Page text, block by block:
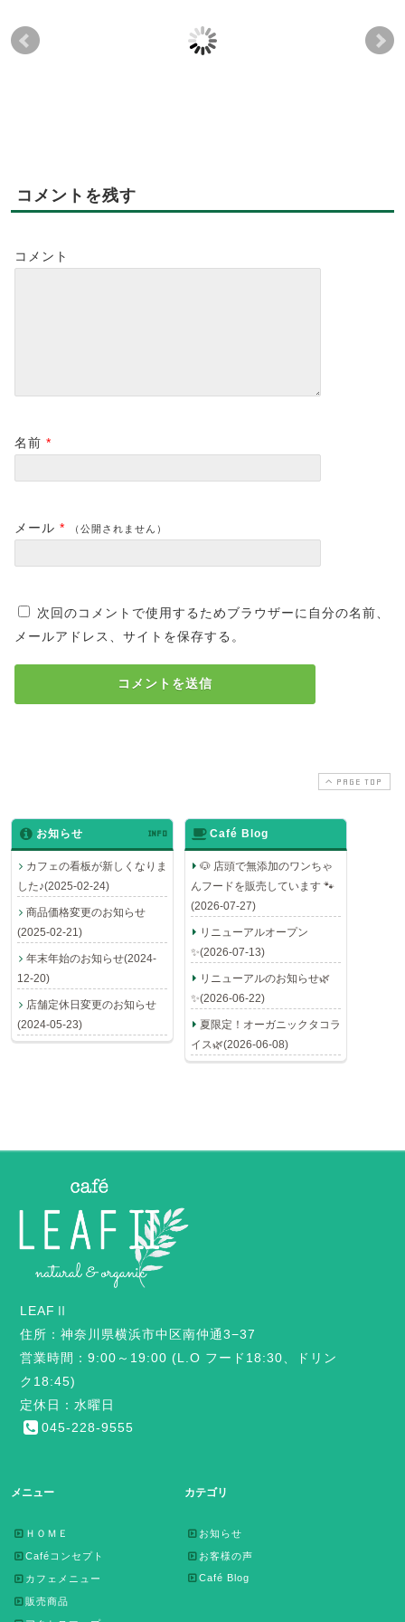
コメントを残す
コメント
名前 *
メール * （公開されません）
次回のコメントで使用するためブラウザーに自分の名前、
メールアドレス、サイトを保存する。
PAGE TOP
お知らせ INFO
カフェの看板が新しくなりま
した♪(2025-02-24)
商品価格変更のお知らせ
(2025-02-21)
年末年始のお知らせ(2024-
12-20)
店舗定休日変更のお知らせ
(2024-05-23)
Café Blog
🐶 店頭で無添加のワンちゃ
んフードを販売しています 🐾
(2026-07-27)
リニューアルオープン
✨(2026-07-13)
リニューアルのお知らせ🌿
✨(2026-06-22)
夏限定！オーガニックタコラ
イス🌿(2026-06-08)
LEAFⅡ
住所：神奈川県横浜市中区南仲通3−37
営業時間：9:00～19:00 (L.O フード18:30、ドリン
ク18:45)
定休日：水曜日
045-228-9555
メニュー
ＨＯＭＥ
Caféコンセプト
カフェメニュー
販売商品
カテゴリ
お知らせ
お客様の声
Café Blog